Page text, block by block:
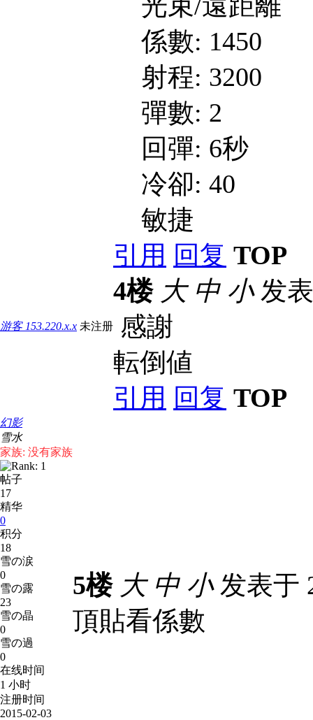
係數: 1450
射程: 3200
彈數: 2
回彈: 6秒
冷卻: 40
敏捷
引用 回复 TOP
游客 153.220.x.x 未注册
4楼 大 中 小发表
感謝
転倒値
引用 回复 TOP
幻影
雪水
家族: 没有家族
帖子
17
精华
0
积分
18
雪の涙
0
雪の露
23
雪の晶
0
雪の過
0
在线时间
1 小时
注册时间
2015-02-03
5楼 大 中 小发表于
頂貼看係數